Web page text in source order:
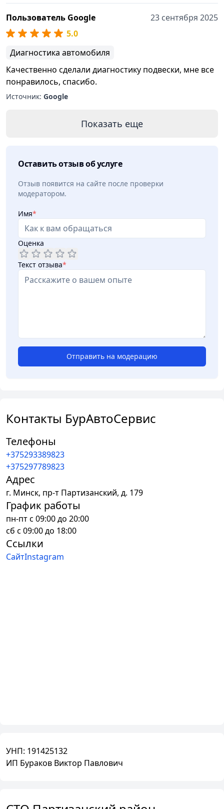
Пользователь Google
23 сентября 2025
5.0
Диагностика автомобиля
Качественно сделали диагностику подвески, мне все
понравилось, спасибо.
Источник: Google
Показать еще
Оставить отзыв об услуге
Отзыв появится на сайте после проверки
модератором.
Имя*
Оценка
Текст отзыва*
Отправить на модерацию
Контакты БурАвтоСервис
Телефоны
+375293389823
+375297789823
Адрес
г. Минск, пр-т Партизанский, д. 179
График работы
пн-пт с 09:00 до 20:00
сб с 09:00 до 18:00
Ссылки
СайтInstagram
УНП: 191425132
ИП Бураков Виктор Павлович